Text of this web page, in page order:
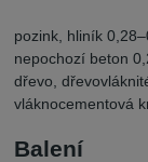
pozink, hliník
nepochozí beton
dřevo,
vláknocementová
Balení